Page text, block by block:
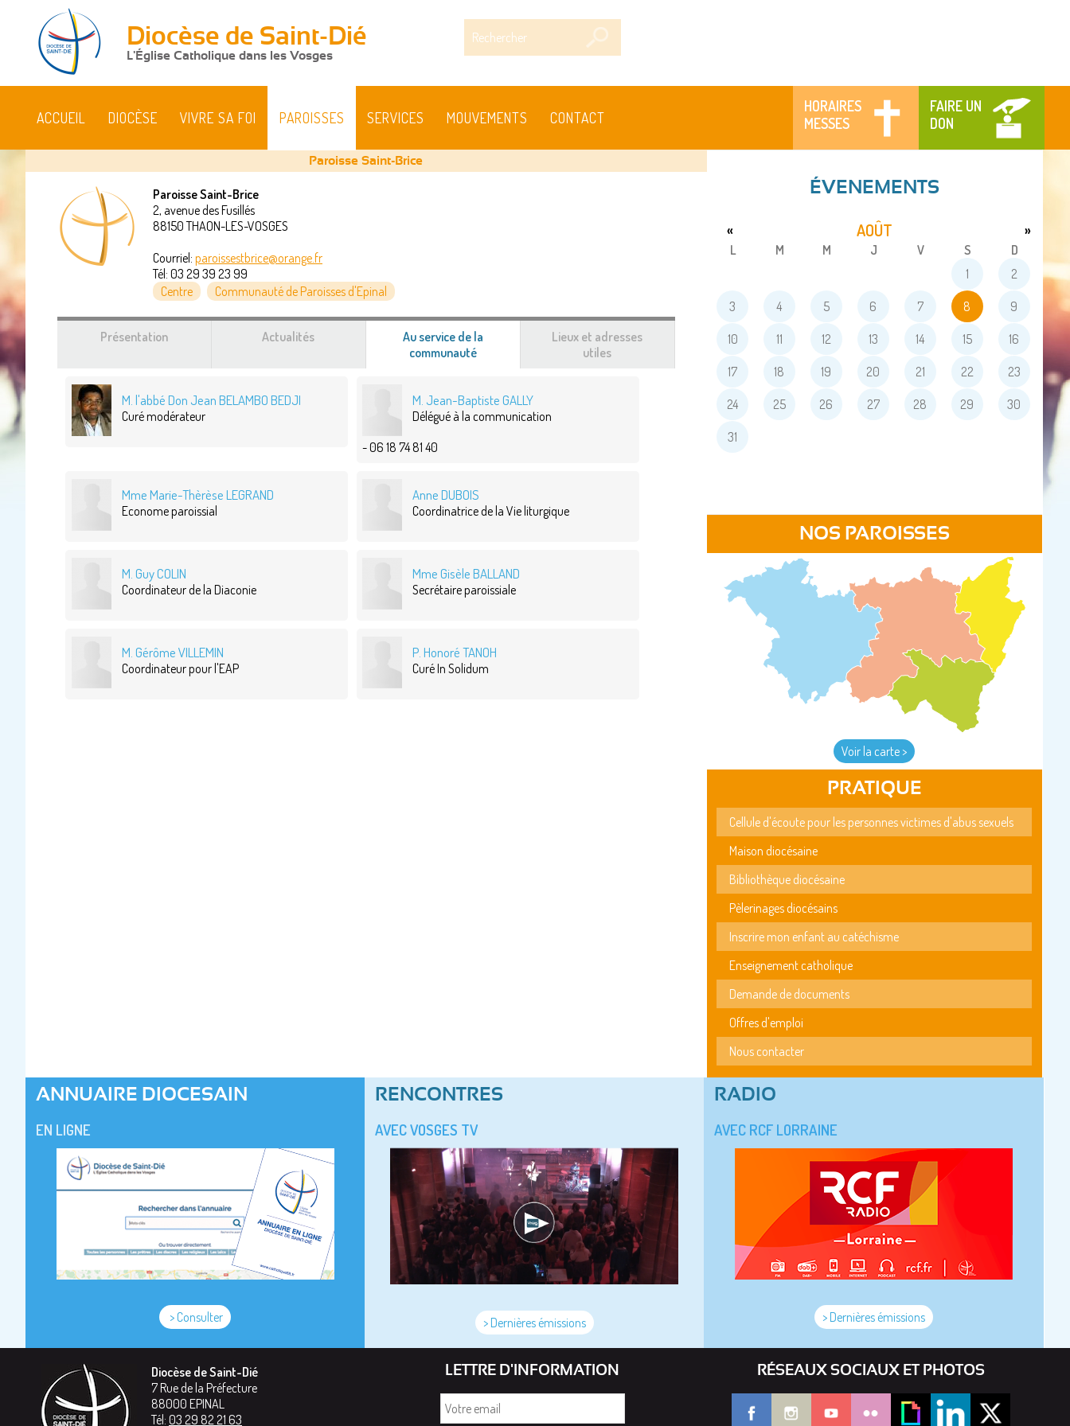
Diocèse de Saint-Dié
L'Église Catholique dans les Vosges
HORAIRES
MESSES
FAIRE UN
DON
ACCUEIL DIOCÈSE VIVRE SA FOI PAROISSES SERVICES MOUVEMENTS CONTACT
Vous
êtes
Paroisse Saint-Brice
Paroisse Saint-Brice
2, avenue des Fusillés
88150 THAON-LES-VOSGES
Courriel: paroissestbrice@orange.fr
Tél: 03 29 39 23 99
Centre
Communauté de Paroisses d'Epinal
Présentation Actualités
Au service de la
communauté(onglet
Lieux et adresses
utiles
M. l'abbé Don Jean BELAMBO BEDJI
Curé modérateur
M. Jean-Baptiste GALLY
Délégué à la communication
- 06 18 74 81 40
Mme Marie-Thèrèse LEGRAND
Econome paroissial
Anne DUBOIS
Coordinatrice de la Vie liturgique
M. Guy COLIN
Coordinateur de la Diaconie
Mme Gisèle BALLAND
Secrétaire paroissiale
M. Gérôme VILLEMIN
Coordinateur pour l'EAP
P. Honoré TANOH
Curé In Solidum
ÉVENEMENTS
AOÛT
« »
L M M J V S
D
1
2
3 4 5 6 7 8 9
10 11 12 13 14 15 16
17 18 19 20 21 22 23
24 25 26 27 28 29 30
31
NOS PAROISSES
Voir la carte >
PRATIQUE
Cellule d'écoute pour les personnes victimes d'abus sexuels
Maison diocésaine
Bibliothèque diocésaine
Pèlerinages diocésains
Inscrire mon enfant au catéchisme
Enseignement catholique
Demande de documents
Offres d'emploi
Nous contacter
ANNUAIRE DIOCESAIN
EN LIGNE
> Consulter
RENCONTRES
AVEC VOSGES TV
> Dernières émissions
RADIO
AVEC RCF LORRAINE
> Dernières émissions
Diocèse de Saint-Dié
7 Rue de la Préfecture
88000 EPINAL
Tél: 03 29 82 21 63
LETTRE D'INFORMATION RÉSEAUX SOCIAUX ET PHOTOS